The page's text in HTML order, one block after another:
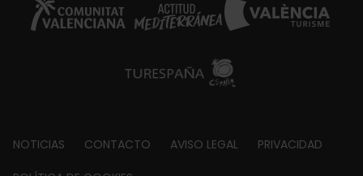
Footer
NOTICIAS CONTACTO AVISO LEGAL PRIVACIDAD